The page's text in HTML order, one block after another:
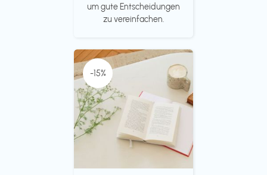
um gute Entscheidungen
zu vereinfachen.
-15%